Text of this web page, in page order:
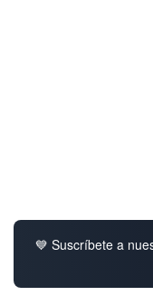
💙 Suscríbete a